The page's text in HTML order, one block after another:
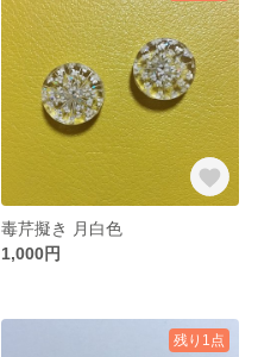
毒芹擬き 月白色
1,000円
残り1点